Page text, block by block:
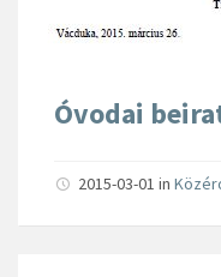
Óvodai
2015-03-01 in